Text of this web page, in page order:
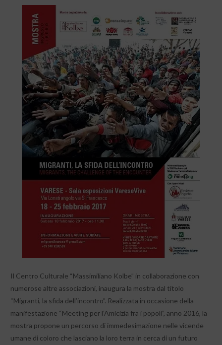
Il Centro Culturale “Massimiliano Kolbe” in collaborazione con
numerose altre associazioni, inaugura la mostra dal titolo
“Migranti, la sfida dell’incontro”. Realizzata in occasione della
manifestazione “Meeting per l’Amicizia fra i popoli”, anno 2016, la
mostra propone un percorso di immedesimazione nelle vicende
umane di coloro che lasciano la loro terra in cerca di un futuro